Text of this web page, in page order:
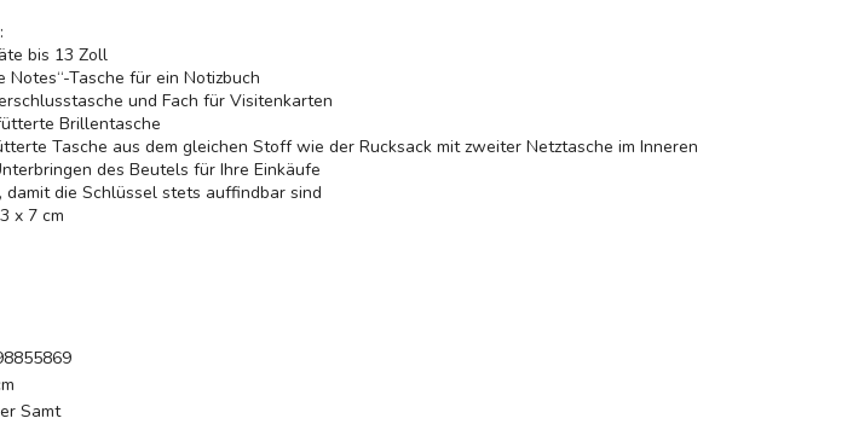
bis 13 Zoll
Notes“-Tasche für ein Notizbuch
und Fach für Visitenkarten
Brillentasche
Tasche aus dem gleichen Stoff wie der Rucksack mit zweiter Netztasche im Inneren
des Beutels für Ihre Einkäufe
damit die Schlüssel stets auffindbar sind
x 7 cm
Samt